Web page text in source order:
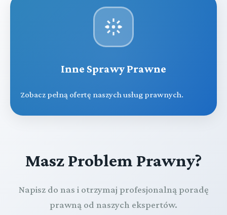
Inne Sprawy Prawne
Zobacz pełną ofertę naszych usług prawnych.
Masz Problem Prawny?
Napisz do nas i otrzymaj profesjonalną poradę
prawną od naszych ekspertów.